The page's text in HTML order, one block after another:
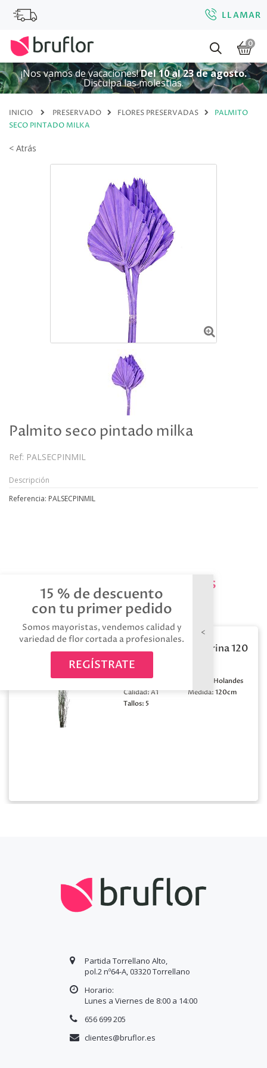
15 % de descuento
con tu primer pedido
Somos mayoristas, vendemos calidad y
variedad de flor cortada a profesionales.
REGÍSTRATE
LLAMAR
0
¡Nos vamos de vacaciones!Del 10 al 23 de agosto.
Disculpa las molestias.
INICIO PRESERVADO FLORES PRESERVADAS
PALMITO
SECO PINTADO MILKA
< Atrás
Palmito seco pintado milka
Ref: PALSECPINMIL
Descripción
Referencia: PALSECPINMIL
Productos relacionados
Berk natural purpurina 120
x5t
Color:Marron
Holandes
Calidad:A1 Medida:120cm
Tallos: 5
Partida Torrellano Alto,
pol.2 nº64-A, 03320 Torrellano
Horario:
Lunes a Viernes de 8:00 a 14:00
656 699 205
clientes@bruflor.es